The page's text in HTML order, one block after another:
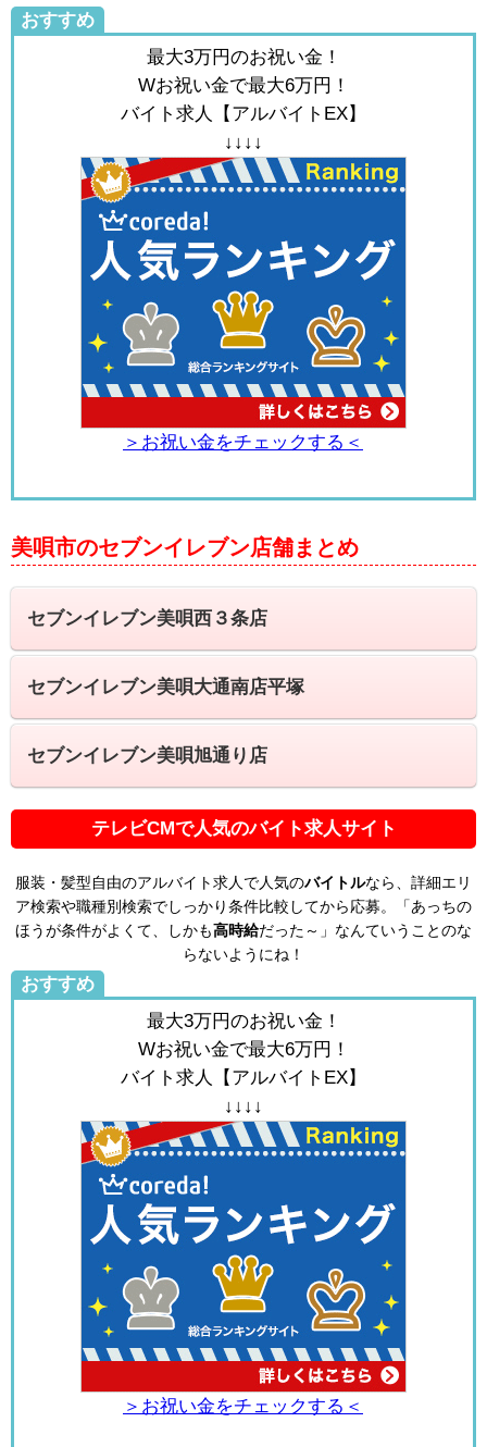
おすすめ
最大3万円のお祝い金！
Wお祝い金で最大6万円！
バイト求人【アルバイトEX】
↓↓↓↓
＞お祝い金をチェックする＜
美唄市のセブンイレブン店舗まとめ
セブンイレブン美唄西３条店
セブンイレブン美唄大通南店平塚
セブンイレブン美唄旭通り店
テレビCMで人気のバイト求人サイト
服装・髪型自由のアルバイト求人で人気のバイトルなら、詳細エリ
ア検索や職種別検索でしっかり条件比較してから応募。「あっちの
ほうが条件がよくて、しかも高時給だった～」なんていうことのな
らないようにね！
おすすめ
最大3万円のお祝い金！
Wお祝い金で最大6万円！
バイト求人【アルバイトEX】
↓↓↓↓
＞お祝い金をチェックする＜